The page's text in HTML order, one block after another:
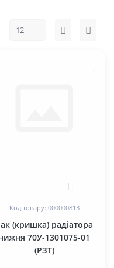
Код товару: 000000813
(кришка) радіатора
70У-1301075-01
(РЗТ)